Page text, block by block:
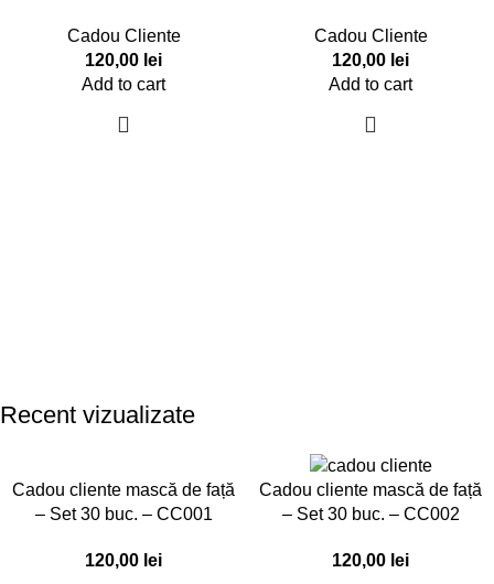
Cadou Cliente
120,00 lei
Add to cart
Cadou Cliente
120,00 lei
Add to cart
Recent vizualizate
Cadou cliente mască de față
– Set 30 buc. – CC001
120,00 lei
Cadou cliente mască de față
– Set 30 buc. – CC002
120,00 lei